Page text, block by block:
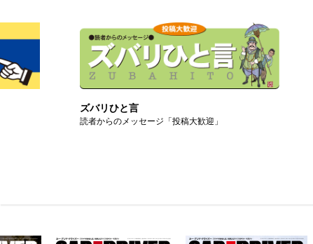
ズバリひと言
読者からのメッセージ「投稿大歓迎」